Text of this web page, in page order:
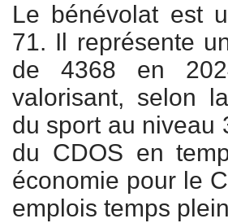
Le bénévolat est
71. Il représente
de 4368 en
valorisant, selon
du sport au niveau
du CDOS en
économie pour le
emplois temps